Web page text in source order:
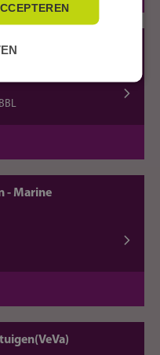
/project -
- Marine